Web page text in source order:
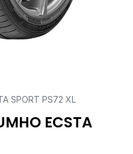
SPORT PS72 XL
ECSTA